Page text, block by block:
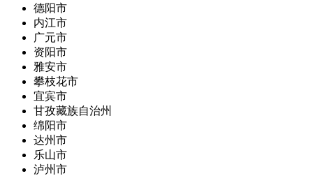
德阳市
内江市
广元市
资阳市
雅安市
攀枝花市
宜宾市
甘孜藏族自治州
绵阳市
达州市
乐山市
泸州市